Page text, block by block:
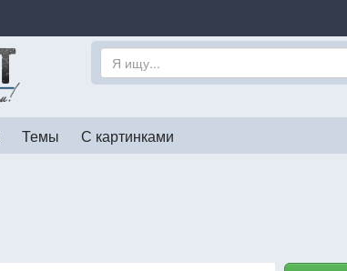
Темы С картинками